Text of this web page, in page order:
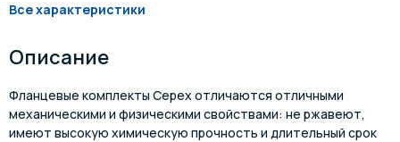
Все характеристики
Описание
Фланцевые комплекты Cepex отличаются отличными
механическими и физическими свойствами: не ржавеют,
имеют высокую химическую прочность и длительный срок